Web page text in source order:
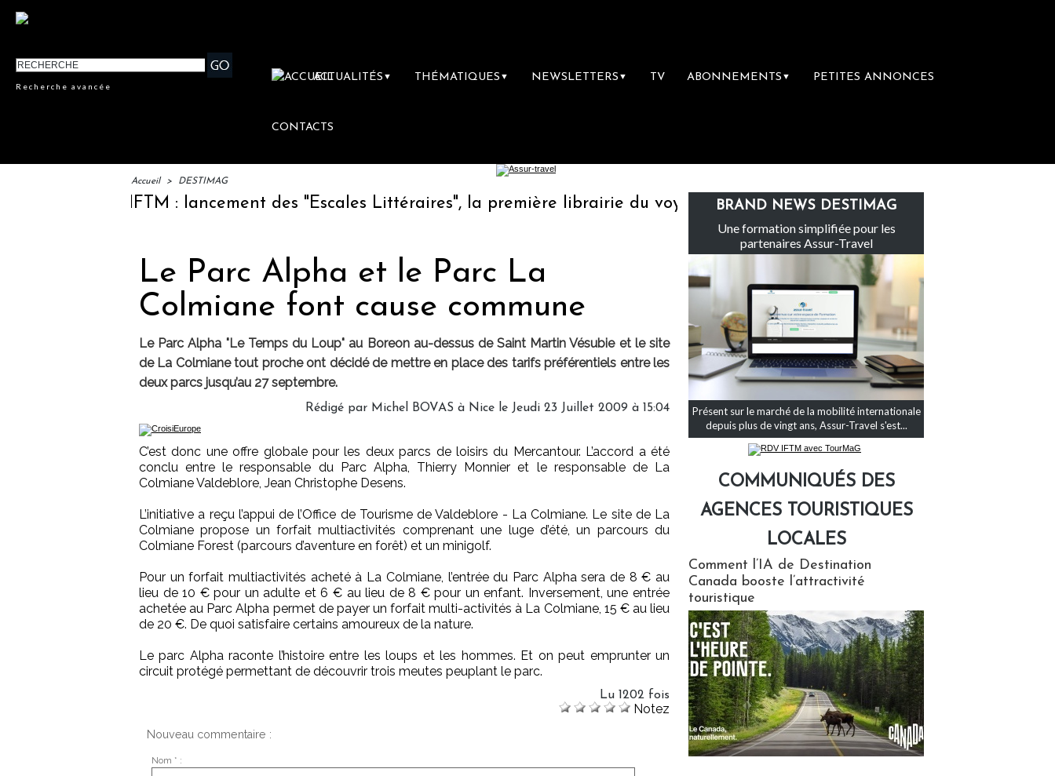
Recherche avancée
ACTUALITÉS ▼ THÉMATIQUES ▼ NEWSLETTERS ▼ TV ABONNEMENTS ▼ PETITES ANNONCES
CONTACTS
Accueil > DESTIMAG
IFTM : lancement des "Escales Littéraires", la première librairie du voyage Le groupe Sainte-Claire rachète Eden Tour
Le Parc Alpha et le Parc La
Colmiane font cause commune
Le Parc Alpha "Le Temps du Loup" au Boreon au-dessus de Saint Martin Vésubie et le site
de La Colmiane tout proche ont décidé de mettre en place des tarifs préférentiels entre les
deux parcs jusqu’au 27 septembre.
Rédigé par Michel BOVAS à Nice le Jeudi 23 Juillet 2009 à 15:04
C’est donc une offre globale pour les deux parcs de loisirs du Mercantour. L’accord a été
conclu entre le responsable du Parc Alpha, Thierry Monnier et le responsable de La
Colmiane Valdeblore, Jean Christophe Desens.
L’initiative a reçu l’appui de l’Office de Tourisme de Valdeblore - La Colmiane. Le site de La
Colmiane propose un forfait multiactivités comprenant une luge d’été, un parcours du
Colmiane Forest (parcours d’aventure en forêt) et un minigolf.
Pour un forfait multiactivités acheté à La Colmiane, l’entrée du Parc Alpha sera de 8 € au
lieu de 10 € pour un adulte et 6 € au lieu de 8 € pour un enfant. Inversement, une entrée
achetée au Parc Alpha permet de payer un forfait multi-activités à La Colmiane, 15 € au lieu
de 20 €. De quoi satisfaire certains amoureux de la nature.
Le parc Alpha raconte l’histoire entre les loups et les hommes. Et on peut emprunter un
circuit protégé permettant de découvrir trois meutes peuplant le parc.
Lu 1202 fois
Notez
Nouveau commentaire :
Nom * :
BRAND NEWS DESTIMAG
Une formation simplifiée pour les
partenaires Assur-Travel
Présent sur le marché de la mobilité internationale
depuis plus de vingt ans, Assur-Travel s'est...
COMMUNIQUÉS DES
AGENCES TOURISTIQUES
LOCALES
Comment l’IA de Destination
Canada booste l’attractivité
touristique